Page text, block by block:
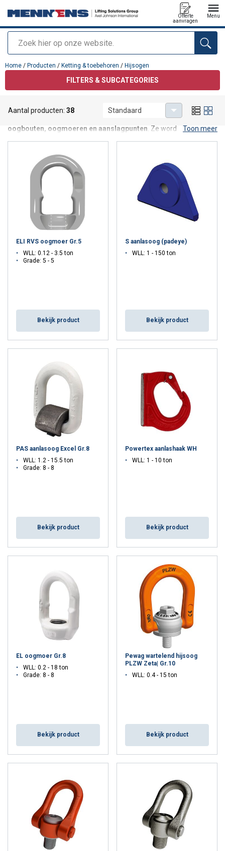
Zoeken
Offerte
aanvragen
Menu
toegevoegd aan uw offerte
Home / Producten / Ketting & toebehoren / Hijsogen
FILTERS & SUBCATEGORIES
oogbouten, oogmoeren en aanslagpunten . Ze worden vaak
Mennens raadt hoogwaardige draaibare hijsogen aan, bij voorkeur
in een wartelende uitvoering maar natuurlijk hebben wij ook
schroefbare of lasbare permanente hijsogen in ons programma.
Draaibare en wartelende hijsogen zijn veelzijdiger en veiliger in
Hijsogen op maat naar jouw behoefte
Wij helpen je met plezier verder. Aarzel dus niet om met een
Mennens-expertcontact op te nemen voor meer informatie
Toon meer
Aantal producten: 38 Standaard
ELI RVS oogmoer Gr.5
WLL: 0.12 - 3.5 ton
Grade: 5 - 5
Bekijk product
S aanlasoog (padeye)
WLL: 1 - 150 ton
Bekijk product
PAS aanlasoog Excel Gr.8
WLL: 1.2 - 15.5 ton
Grade: 8 - 8
Bekijk product
Powertex aanlashaak WH
WLL: 1 - 10 ton
Bekijk product
EL oogmoer Gr.8
WLL: 0.2 - 18 ton
Grade: 8 - 8
Bekijk product
Pewag wartelend hijsoog
PLZW Zeta| Gr.10
WLL: 0.4 - 15 ton
Bekijk product